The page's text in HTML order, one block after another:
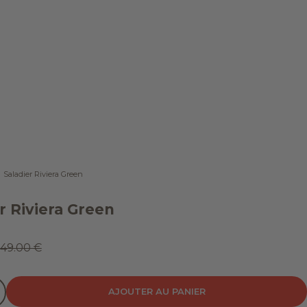
Saladier Riviera Green
Riviera Green
normal
49.00 €
la quantité
AJOUTER AU PANIER